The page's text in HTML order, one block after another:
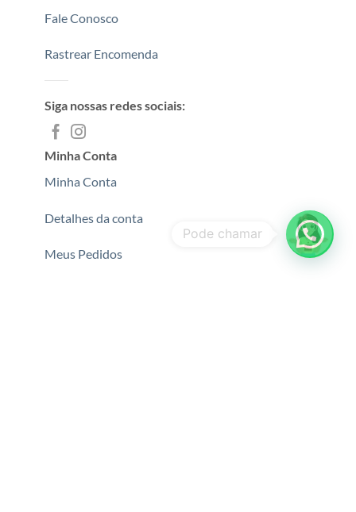
Fale Conosco
Rastrear Encomenda
Siga nossas redes sociais:
Minha Conta
Minha Conta
Detalhes da conta
Meus Pedidos